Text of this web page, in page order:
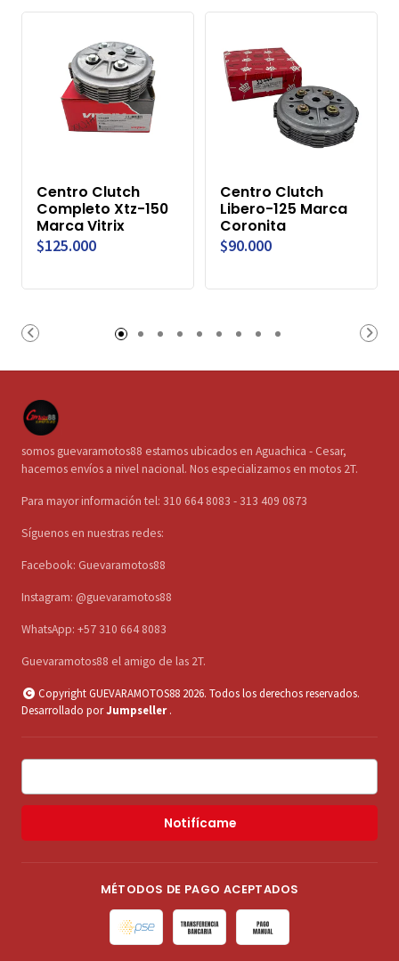
Centro Clutch
Completo Xtz-150
Marca Vitrix
$125.000
Centro Clutch
Libero-125 Marca
Coronita
$90.000
somos guevaramotos88 estamos ubicados en Aguachica - Cesar,
hacemos envíos a nivel nacional. Nos especializamos en motos 2T.
Para mayor información tel: 310 664 8083 - 313 409 0873
Síguenos en nuestras redes:
Facebook: Guevaramotos88
Instagram: @guevaramotos88
WhatsApp: +57 310 664 8083
Guevaramotos88 el amigo de las 2T.
Copyright GUEVARAMOTOS88 2026. Todos los derechos reservados.
Desarrollado porJumpseller .
Notifícame
MÉTODOS DE PAGO ACEPTADOS